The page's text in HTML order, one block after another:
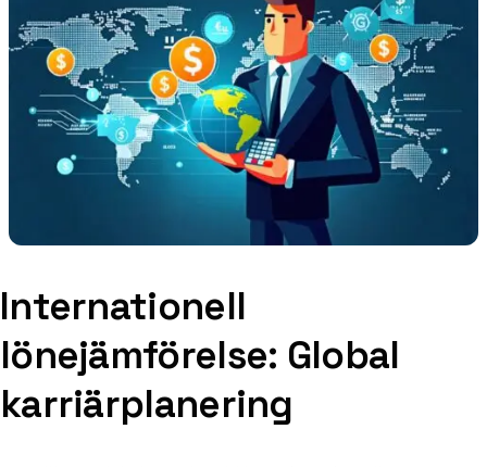
Internationell
lönejämförelse: Global
karriärplanering